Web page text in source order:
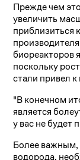
Прежде чем
увеличить
приблизиться
биореакторов
поскольку
стали привел
"В конечном
является
у вас не будет
Более важным,
водорода,